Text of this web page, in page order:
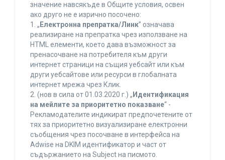
значение навсякъде в Общите условия, освен
ако друго не е изрично посочено:
1. „ Електронна препратка/Линк” означава
реализиране на препратка чрез използване на
HTML елементи, което дава възможност за
пренасочване на потребителя към други
интернет страници на същия уебсайт или към
други уебсайтове или ресурси в глобалната
интернет мрежа чрез Клик.
2. (нов в сила от 01.03.2020 г.) „ Идентификация
на мейлите за приоритетно показване“ -
Рекламодателите индикират предпочетените от
тях за приоритетно визуализиране електронни
съобщения чрез посочване в интерфейса на
Adwise на DKIM идентификатор и част от
съдържанието на Subject на писмото.